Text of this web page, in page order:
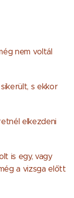
nem voltál
s ekkor
elkezdeni
is egy, vagy
a vizsga előtt